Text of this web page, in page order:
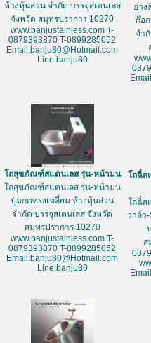
ห้างหุ้นส่วน จำกัด บรรจุสเตนเลส
จังหวัด สมุทรปราการ 10270
www.banjustainless.com T-
0879393870 T-0899285052
Email:banju80@Hotmail.com
Line:banju80
อ่าง
ก๊อ
จำ
โถสุขภัณฑ์สแตนเลส รุ่น-หน้ามน
โถสุขภัณฑ์สแตนเลส รุ่น-หน้ามน
ปุ่มกดทรงเหลี่ยม ห้างหุ้นส่วน
จำกัด บรรจุสเตนเลส จังหวัด
สมุทรปราการ 10270
www.banjustainless.com T-
0879393870 T-0899285052
Email:banju80@Hotmail.com
Line:banju80
โถฉี่ส
โถฉี่ส
วาล์ว
ส